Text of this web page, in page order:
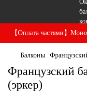
【Оплата частями】
Балконы
Французский
(эркер)